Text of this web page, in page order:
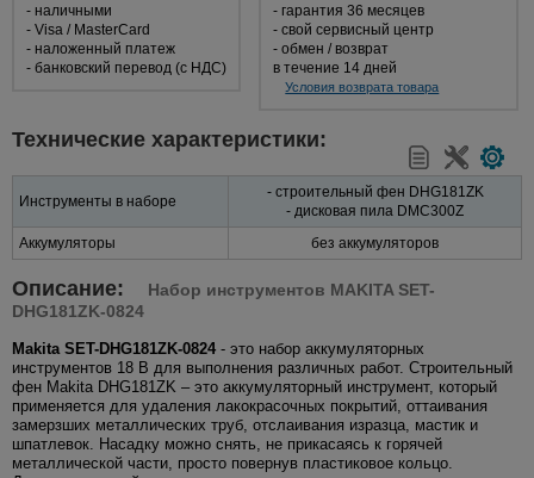
- наличными
- Visa / MasterCard
- наложенный платеж
- банковский перевод (с НДС)
- гарантия 36 месяцев
- свой сервисный центр
- обмен / возврат
в течение 14 дней
Условия возврата товара
Технические характеристики:
Инструменты в наборе
- строительный фен DHG181ZK
- дисковая пила DMC300Z
Аккумуляторы
без аккумуляторов
Описание:
Набор инструментов MAKITA SET-
DHG181ZK-0824
Makita SET-DHG181ZK-0824 - это набор аккумуляторных
инструментов 18 В для выполнения различных работ. Строительный
фен Makita DHG181ZK – это аккумуляторный инструмент, который
применяется для удаления лакокрасочных покрытий, оттаивания
замерзших металлических труб, отслаивания изразца, мастик и
шпатлевок. Насадку можно снять, не прикасаясь к горячей
металлической части, просто повернув пластиковое кольцо.